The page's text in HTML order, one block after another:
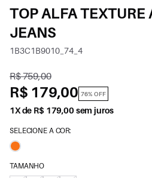
TOP ALFA TEXTURE
JEANS
1B3C1B9010_74_4
R$ 759,00
R$ 179,00 76% OFF
1X de R$ 179,00 sem juros
SELECIONE A COR:
TAMANHO